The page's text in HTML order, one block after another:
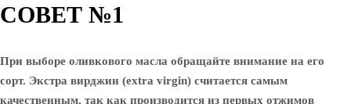
СОВЕТ №1
При выборе оливкового масла обращайте внимание на его
сорт. Экстра вирджин (extra virgin) считается самым
качественным, так как производится из первых отжимов